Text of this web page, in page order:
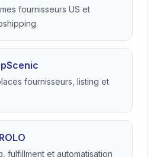
fournisseurs US et
fournisseurs, listing et
fulfillment et automatisation